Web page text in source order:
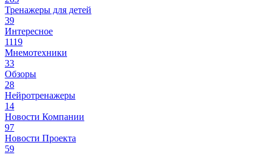
Тренажеры для детей
39
Интересное
1119
Мнемотехники
33
Обзоры
28
Нейротренажеры
14
Новости Компании
97
Новости Проекта
59